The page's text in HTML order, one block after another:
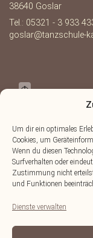
Um dir ein optimales
Cookies, um
Wenn du diesen
Surfverhalten oder
Zustimmung nicht
und Funktionen
Dienste verwalten
38640 Goslar
Tel.: 05321 - 3 933
goslar@tanzschule-